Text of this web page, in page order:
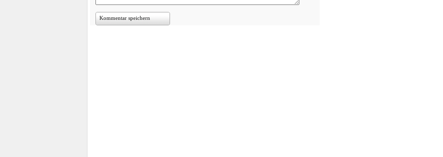
Kommentar speichern